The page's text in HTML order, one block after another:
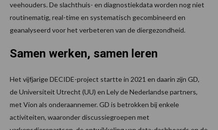
veehouders. De slachthuis- en diagnostiekdata worden nog niet
routinematig, real-time en systematisch gecombineerd en
geanalyseerd voor het verbeteren van de diergezondheid.
Samen werken, samen leren
Het vijfjarige DECIDE-project startte in 2021 en daarin zijn GD,
de Universiteit Utrecht (UU) en Lely de Nederlandse partners,
met Vion als onderaannemer. GD is betrokken bij enkele
activiteiten, waaronder discussiegroepen met